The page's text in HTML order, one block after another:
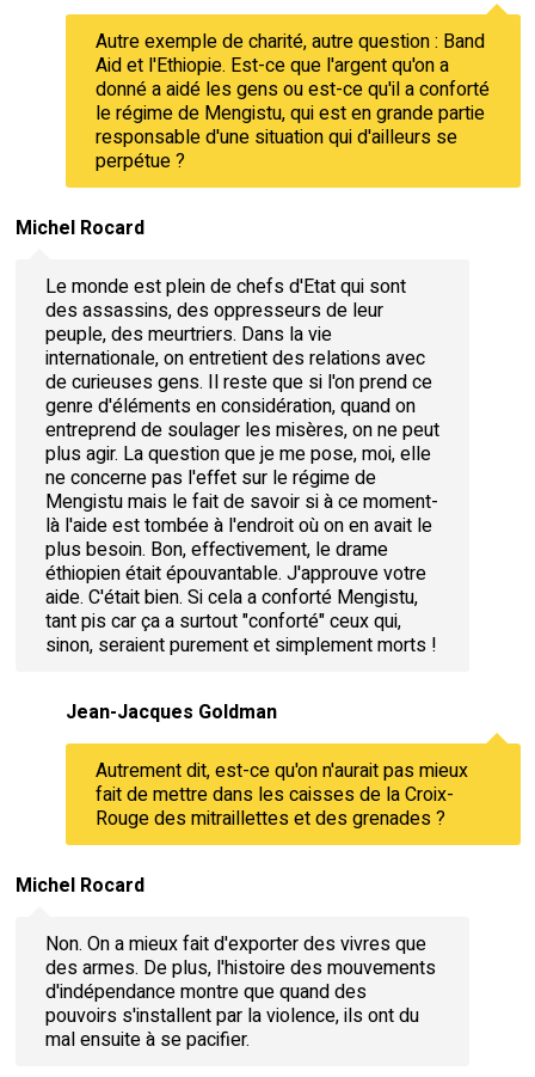
Autre exemple de charité, autre question : Band
Aid et l'Ethiopie. Est-ce que l'argent qu'on a
donné a aidé les gens ou est-ce qu'il a conforté
le régime de Mengistu, qui est en grande partie
responsable d'une situation qui d'ailleurs se
perpétue ?
Michel Rocard
Le monde est plein de chefs d'Etat qui sont
des assassins, des oppresseurs de leur
peuple, des meurtriers. Dans la vie
internationale, on entretient des relations avec
de curieuses gens. Il reste que si l'on prend ce
genre d'éléments en considération, quand on
entreprend de soulager les misères, on ne peut
plus agir. La question que je me pose, moi, elle
ne concerne pas l'effet sur le régime de
Mengistu mais le fait de savoir si à ce moment-
là l'aide est tombée à l'endroit où on en avait le
plus besoin. Bon, effectivement, le drame
éthiopien était épouvantable. J'approuve votre
aide. C'était bien. Si cela a conforté Mengistu,
tant pis car ça a surtout "conforté" ceux qui,
sinon, seraient purement et simplement morts !
Jean-Jacques Goldman
Autrement dit, est-ce qu'on n'aurait pas mieux
fait de mettre dans les caisses de la Croix-
Rouge des mitraillettes et des grenades ?
Michel Rocard
Non. On a mieux fait d'exporter des vivres que
des armes. De plus, l'histoire des mouvements
d'indépendance montre que quand des
pouvoirs s'installent par la violence, ils ont du
mal ensuite à se pacifier.